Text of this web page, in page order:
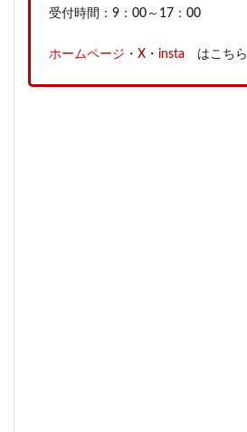
受付時間：9：00～17：00
ホームページ ・ X ・ insta はこちら